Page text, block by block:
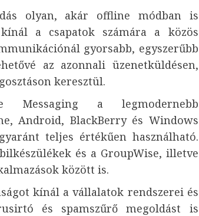
olyan, akár offline módban is
a csapatok számára a közös
gyorsabb, egyszerűbb
az azonnali üzenetküldésen,
keresztül.
a legmodernebb
Android, BlackBerry és Windows
teljes értékűen használható.
és a GroupWise, illetve
között is.
kínál a vállalatok rendszerei és
és spamszűrő megoldást is